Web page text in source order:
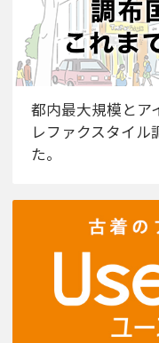
都内最大規模とア
レファクスタイル
た。